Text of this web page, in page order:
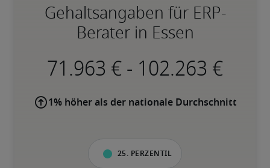
Gehaltsangaben für ERP-
Berater in Essen
-
1% höher als der nationale Durchschnitt
25. Perzentil